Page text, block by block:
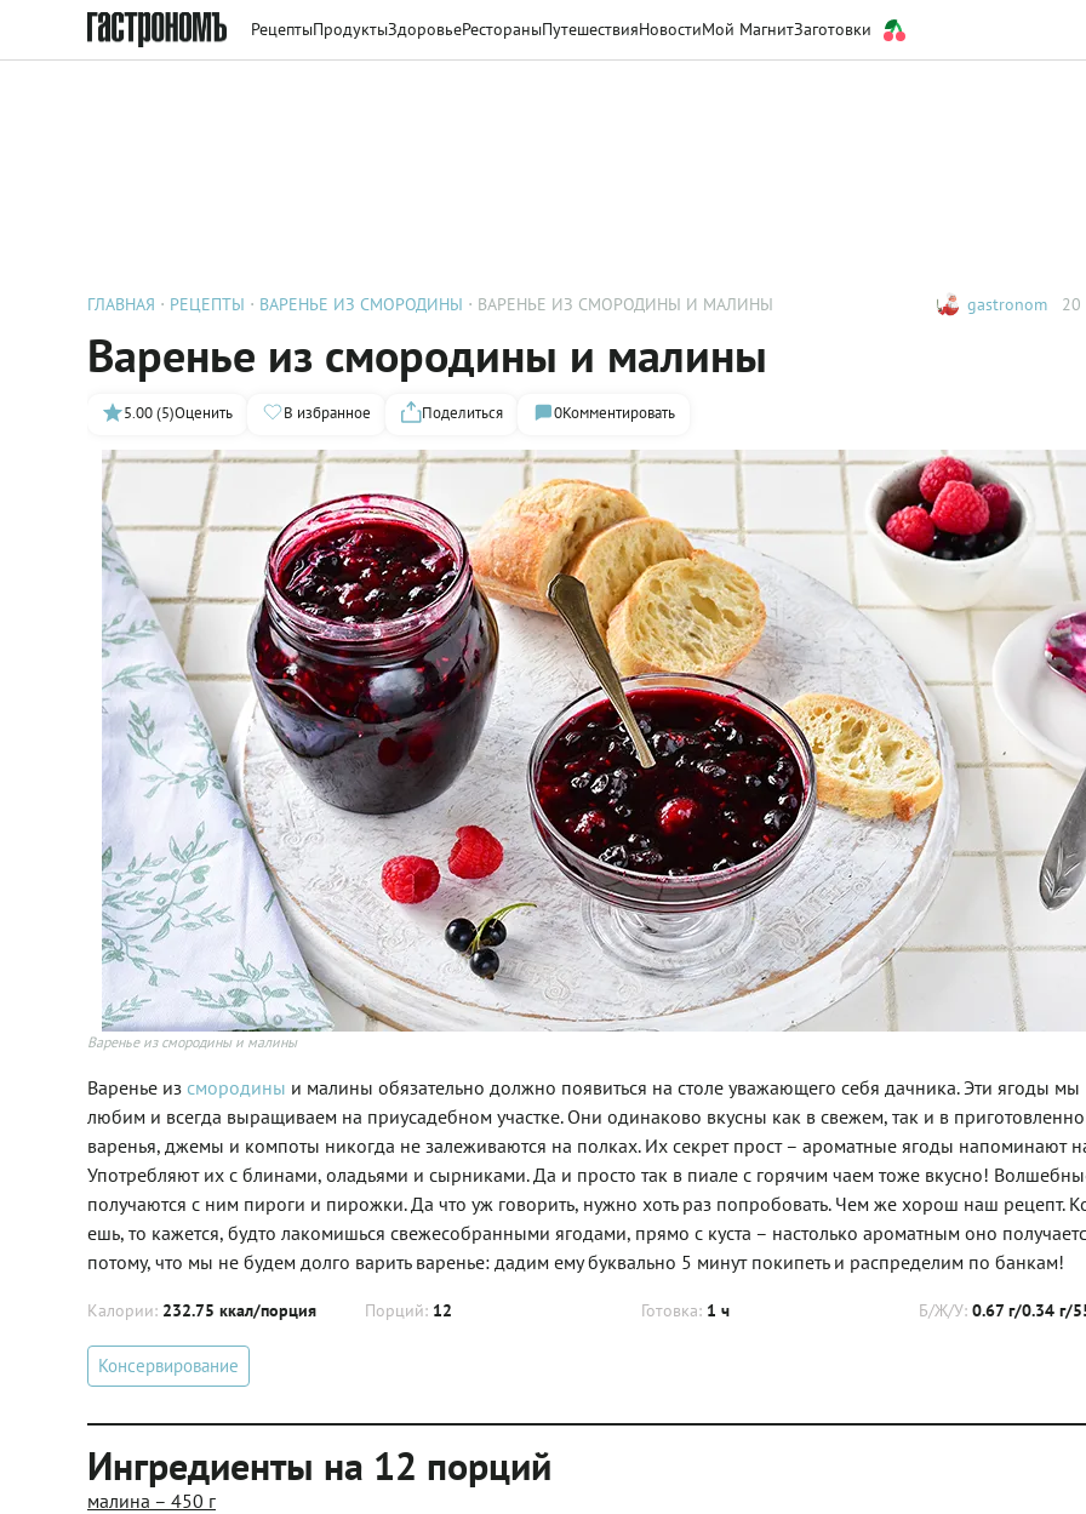
РецептыПродуктыЗдоровьеРестораныПутешествияНовостиМой МагнитЗаготовки
ГЛАВНАЯ РЕЦЕПТЫ ВАРЕНЬЕ ИЗ СМОРОДИНЫ ВАРЕНЬЕ ИЗ СМОРОДИНЫ И МАЛИНЫ gastronom 20
Варенье из смородины и малины
5.00 (5)Оценить В избранное Поделиться 0Комментировать
Варенье из смородины и малины
Варенье из смородины и малины обязательно должно появиться на столе уважающего себя дачника. Эти ягоды мы
любим и всегда выращиваем на приусадебном участке. Они одинаково вкусны как в свежем, так и в
варенья, джемы и компоты никогда не залеживаются на полках. Их секрет прост – ароматные ягоды напоминают
Употребляют их с блинами, оладьями и сырниками. Да и просто так в пиале с горячим чаем тоже вкусно!
получаются с ним пироги и пирожки. Да что уж говорить, нужно хоть раз попробовать. Чем же хорош наш рецепт.
ешь, то кажется, будто лакомишься свежесобранными ягодами, прямо с куста – настолько ароматным оно
потому, что мы не будем долго варить варенье: дадим ему буквально 5 минут покипеть и распределим по банкам!
Калории: 232.75 ккал/порция Порций: 12 Готовка: 1 ч Б/Ж/У: 0.67 г/0.34 г/
Консервирование
Ингредиенты на 12 порций
малина – 450 г